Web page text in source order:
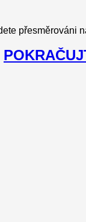
přesměrováni